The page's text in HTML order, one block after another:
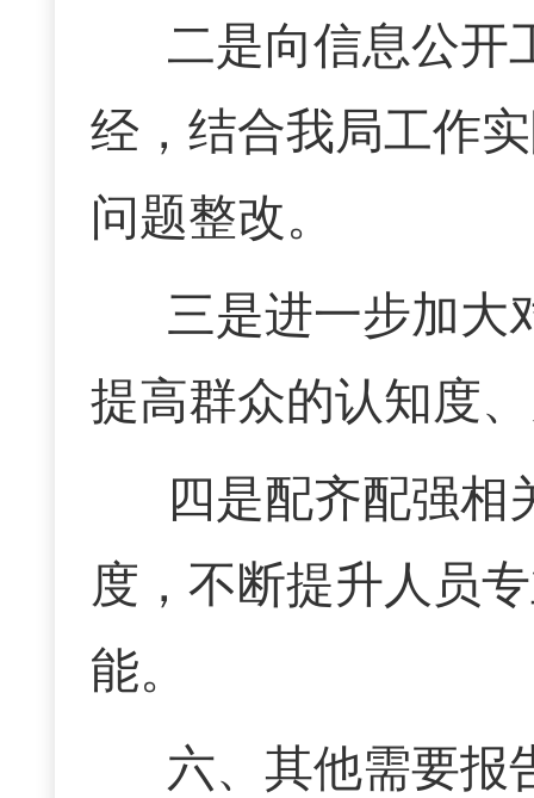
二是向信息公开
经，结合我局工作
问题整改。
三是进一步加大
提高群众的认知度
四是配齐配强相
度，不断提升人员
能。
六、 其他需要报